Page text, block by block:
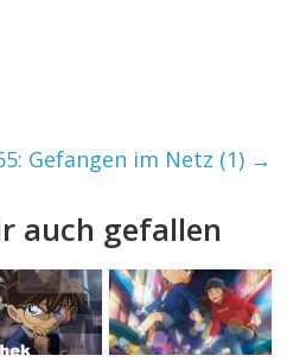
Gefangen im Netz (1) →
auch gefallen